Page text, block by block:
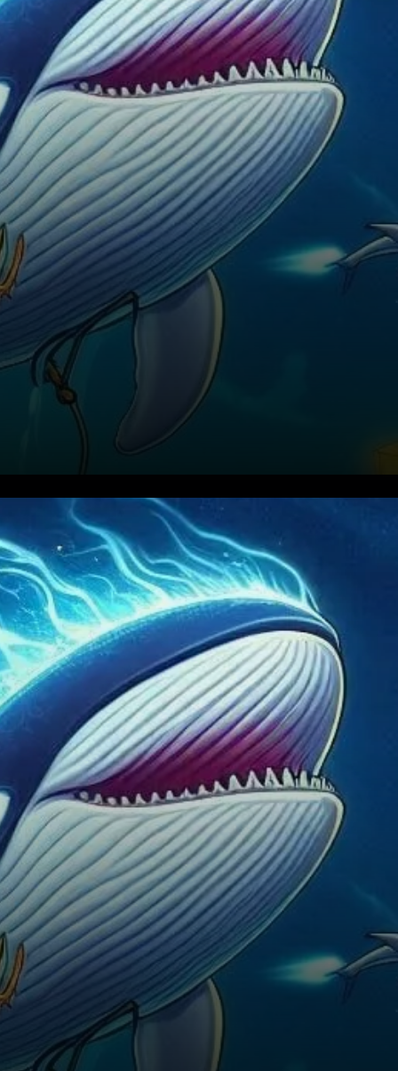
Le jeton de l’Alliance pour
l’Intelligence Artificielle
Superintelligente, FET, est
actuellement à un moment
décisif alors qu’il approche du
niveau…